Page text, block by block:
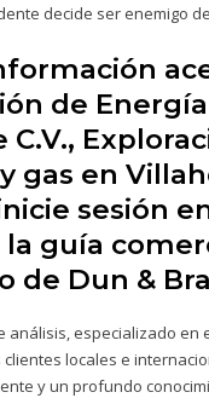
decide ser enemigo de
de
C.V.,
gas en
sesión
la guía
de Dun &
análisis, especializado en
locales e
y un profundo